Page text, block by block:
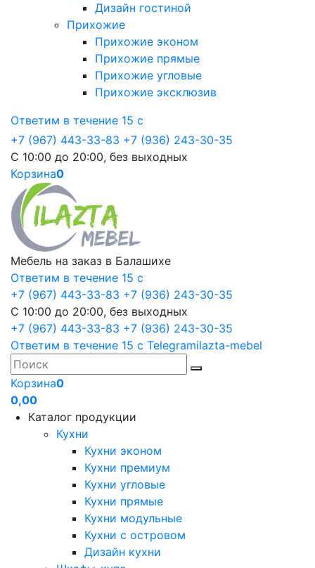
Дизайн гостиной
Прихожие
Прихожие эконом
Прихожие прямые
Прихожие угловые
Прихожие эксклюзив
Ответим в течение 15 с
+7 (967) 443-33-83 +7 (936) 243-30-35
С 10:00 до 20:00, без выходных
Корзина0
Мебель на заказ в Балашихе
Ответим в течение 15 с
+7 (967) 443-33-83 +7 (936) 243-30-35
С 10:00 до 20:00, без выходных
+7 (967) 443-33-83 +7 (936) 243-30-35
Ответим в течение 15 с Telegramilazta-mebel
Корзина0
0,00
Каталог продукции
Кухни
Кухни эконом
Кухни премиум
Кухни угловые
Кухни прямые
Кухни модульные
Кухни с островом
Дизайн кухни